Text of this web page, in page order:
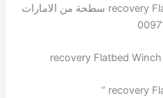
recovery Flatbed kwet Winch DUBi 24/7 سطحة من الامارات
recovery Flatbed
recovery